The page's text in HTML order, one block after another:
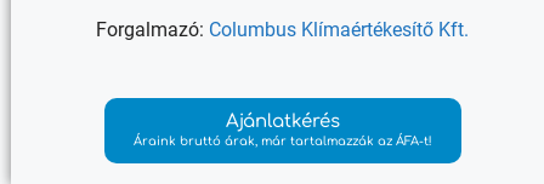
Forgalmazó: Columbus Klímaértékesítő Kft.
Ajánlatkérés
Áraink bruttó árak, már tartalmazzák az ÁFA-t!